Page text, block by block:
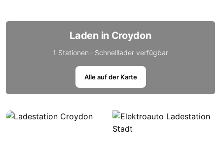
Laden in Croydon
1 Stationen · Schnelllader verfügbar
Alle auf der Karte